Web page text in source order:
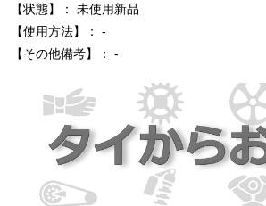
【状態】： 未使用新品
【使用方法】： -
【その他備考】： -